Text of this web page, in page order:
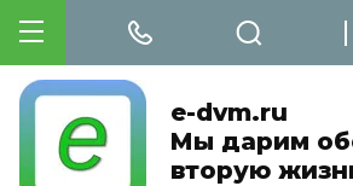
e-dvm.ru
Мы дарим
вторую